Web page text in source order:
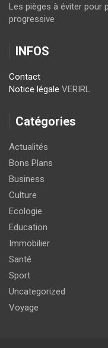
Les pièges à éviter pour
progressive
INFOS
Contact
Notice légale VERIRL
Catégories
Actualités
Bons Plans
Business
Culture
Ecologie
Education
Immobilier
Santé
Sport
Uncategorized
Voyage